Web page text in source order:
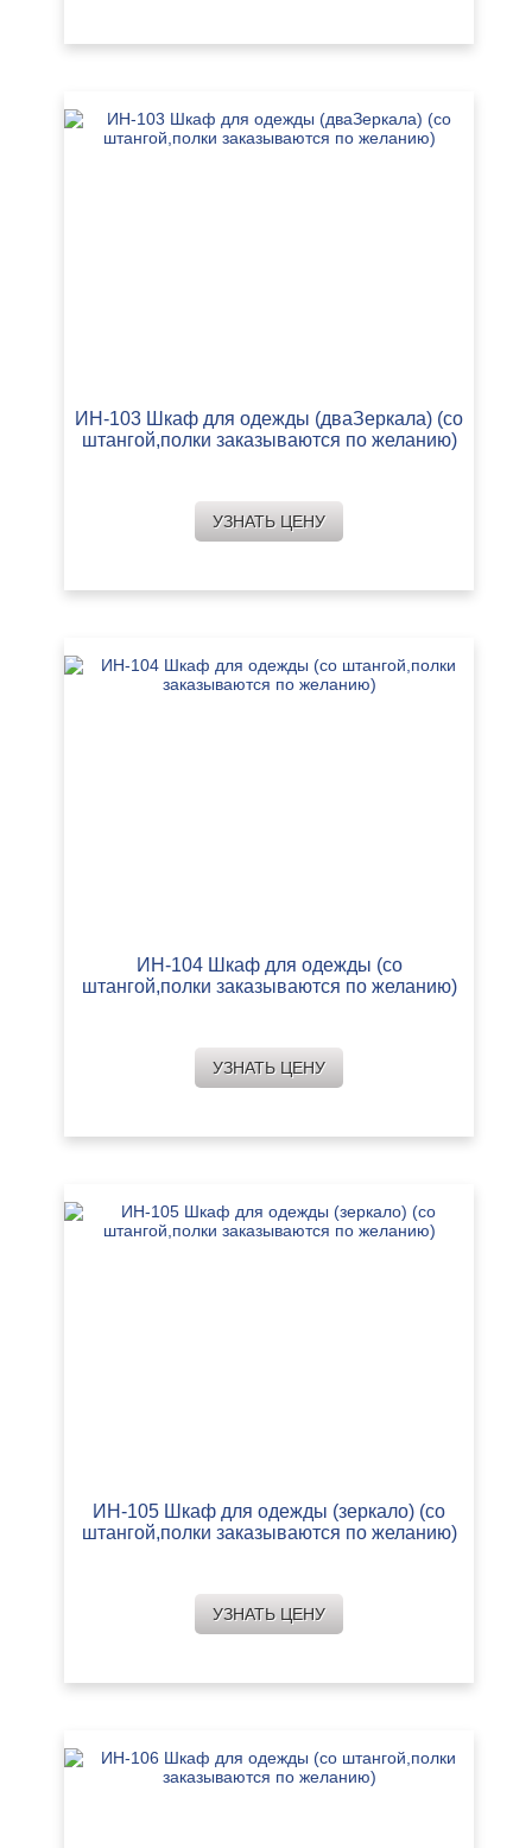
ИН-103 Шкаф для одежды (дваЗеркала) (со
штангой,полки заказываются по желанию)
УЗНАТЬ ЦЕНУ
ИН-104 Шкаф для одежды (со
штангой,полки заказываются по желанию)
УЗНАТЬ ЦЕНУ
ИН-105 Шкаф для одежды (зеркало) (со
штангой,полки заказываются по желанию)
УЗНАТЬ ЦЕНУ